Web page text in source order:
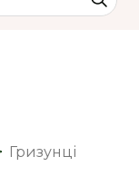
Гризунці